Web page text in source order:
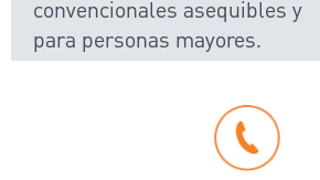
convencionales asequibles y
para personas mayores.